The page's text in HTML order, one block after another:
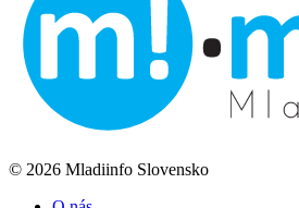
© 2026 Mladiinfo Slovensko